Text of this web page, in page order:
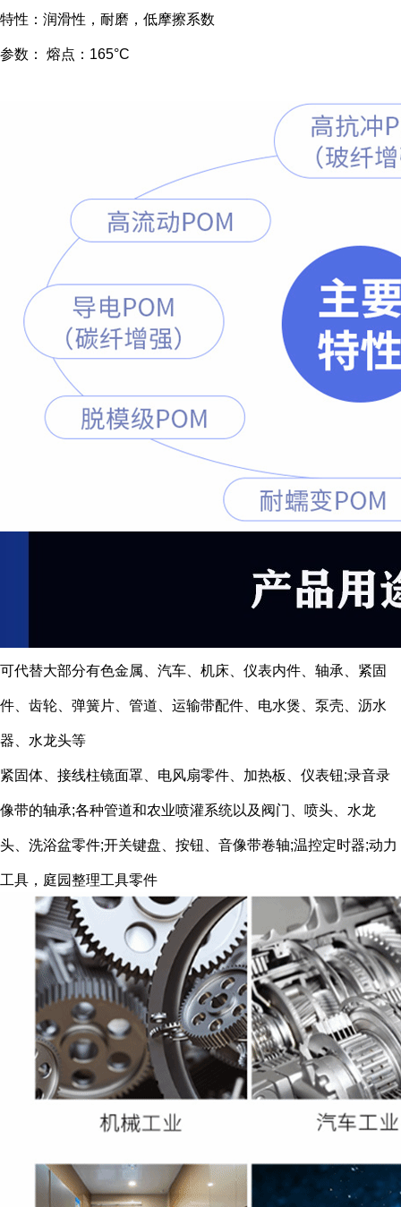
特性：润滑性，耐磨，低摩擦系数
参数： 熔点：165°C
可代替大部分有色金属、汽车、机床、仪表内件、轴承、紧固
件、齿轮、弹簧片、管道、运输带配件、电水煲、泵壳、沥水
器、水龙头等
紧固体、接线柱镜面罩、电风扇零件、加热板、仪表钮;录音录
像带的轴承;各种管道和农业喷灌系统以及阀门、喷头、水龙
头、洗浴盆零件;开关键盘、按钮、音像带卷轴;温控定时器;动力
工具，庭园整理工具零件